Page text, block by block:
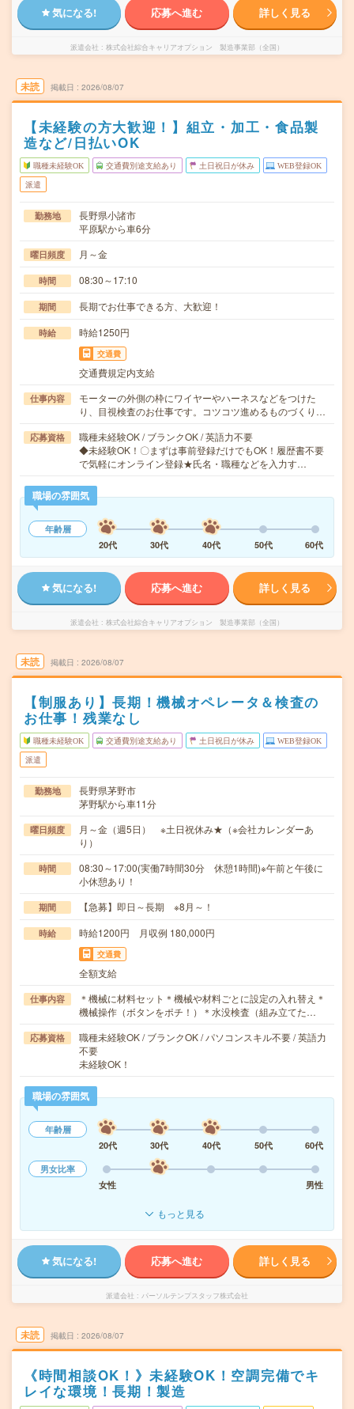
気になる! 応募へ進む 詳しく見る
派遣会社 株式会社綜合キャリアオプション 製造事業部（全国）
未読 掲載日 2026/08/07
【未経験の方大歓迎！】組立・加工・食品製
造など/日払いOK
職種未経験OK 交通費別途支給あり 土日祝日が休み WEB登録OK
派遣
勤務地
長野県小諸市
平原駅から車6分
曜日頻度 月～金
時間 08:30～17:10
期間 長期でお仕事できる方、大歓迎！
時給 時給1250円
交通費
交通費規定内支給
仕事内容
モーターの外側の枠にワイヤーやハーネスなどをつけた
り、目視検査のお仕事です。コツコツ進めるものづくり…
応募資格
職種未経験OK / ブランクOK / 英語力不要
◆未経験OK！〇まずは事前登録だけでもOK！履歴書不要
で気軽にオンライン登録★氏名・職種などを入力す…
職場の雰囲気
年齢層
20代
30代 40代 50代 60代
気になる! 応募へ進む 詳しく見る
派遣会社 株式会社綜合キャリアオプション 製造事業部（全国）
未読 掲載日 2026/08/07
【制服あり】長期！機械オペレータ＆検査の
お仕事！残業なし
職種未経験OK 交通費別途支給あり 土日祝日が休み WEB登録OK
派遣
勤務地
長野県茅野市
茅野駅から車11分
曜日頻度
月～金（週5日） ※土日祝休み★（※会社カレンダーあ
り）
時間
08:30～17:00(実働7時間30分 休憩1時間)※午前と午後に
小休憩あり！
期間 【急募】即日～長期 ※8月～！
時給 時給1200円 月収例 180,000円
交通費
全額支給
仕事内容
＊機械に材料セット＊機械や材料ごとに設定の入れ替え＊
機械操作（ボタンをポチ！）＊水没検査（組み立てた…
応募資格
職種未経験OK / ブランクOK / パソコンスキル不要 / 英語力
不要
未経験OK！
職場の雰囲気
年齢層
20代
30代 40代 50代
60代
男女比率
女性
男性
もっと見る
気になる! 応募へ進む 詳しく見る
派遣会社 パーソルテンプスタッフ株式会社
未読 掲載日 2026/08/07
《時間相談OK！》未経験OK！空調完備でキ
レイな環境！長期！製造